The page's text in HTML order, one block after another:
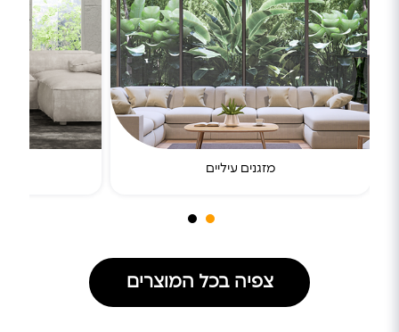
מזגנים עיליים
צפיה בכל המוצרים